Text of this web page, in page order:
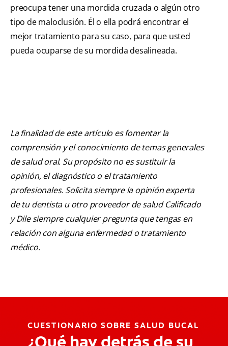
preocupa tener una mordida cruzada o algún otro
tipo de maloclusión. Él o ella podrá encontrar el
mejor tratamiento para su caso, para que usted
pueda ocuparse de su mordida desalineada.
La finalidad de este artículo es fomentar la
comprensión y el conocimiento de temas generales
de salud oral. Su propósito no es sustituir la
opinión, el diagnóstico o el tratamiento
profesionales. Solicita siempre la opinión experta
de tu dentista u otro proveedor de salud Calificado
y Dile siempre cualquier pregunta que tengas en
relación con alguna enfermedad o tratamiento
médico.
CUESTIONARIO SOBRE SALUD BUCAL